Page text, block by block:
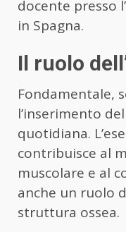
docente presso
in Spagna.
Il ruolo
Fondamentale,
l’inserimento
quotidiana.
contribuisce al
muscolare e al
anche un ruolo
struttura ossea.